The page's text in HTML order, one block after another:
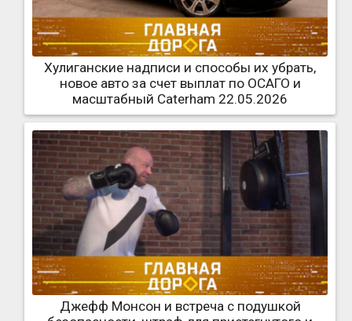
Хулиганские надписи и способы их убрать,
новое авто за счет выплат по ОСАГО и
масштабный Caterham 22.05.2026
Джефф Монсон и встреча с подушкой